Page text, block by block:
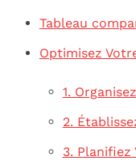
Tableau
Optimisez
1.
2.
3. Planifiez